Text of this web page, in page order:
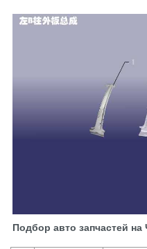
Подбор авто запчастей